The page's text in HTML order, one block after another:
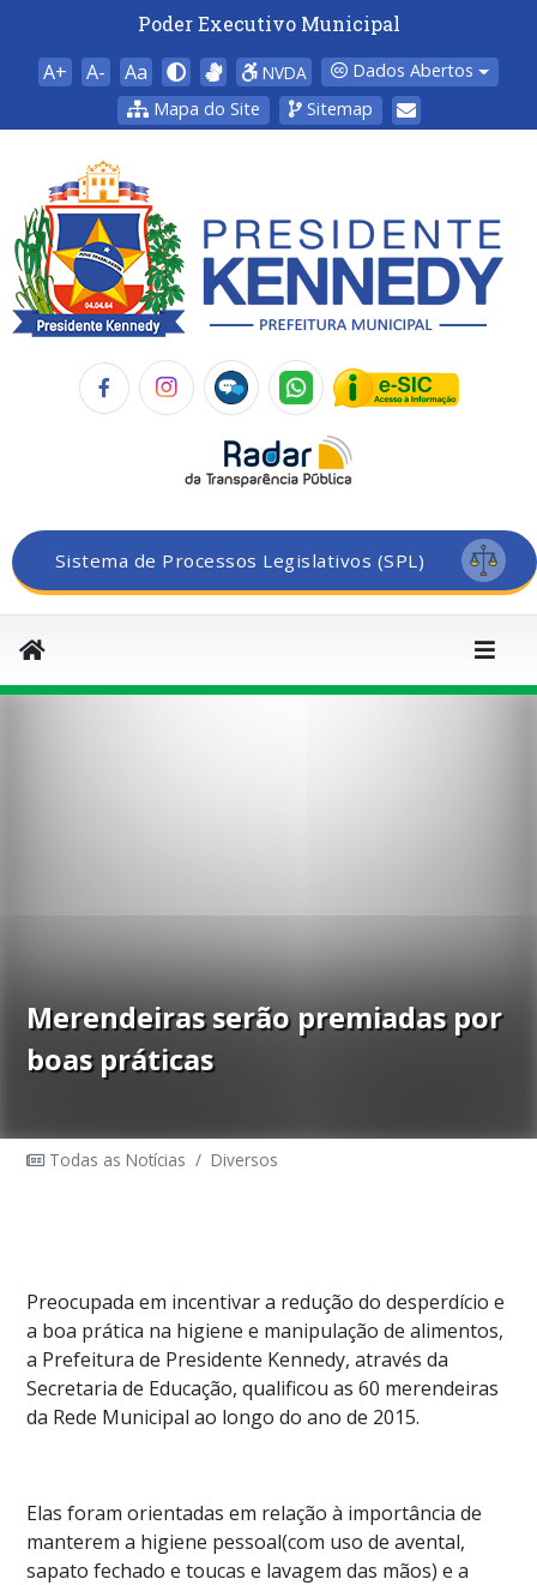
Poder Executivo Municipal
A+ A- Aa NVDA
Dados Abertos
Mapa do Site
Sitemap
Sistema de Processos Legislativos (SPL)
Merendeiras serão premiadas por
boas práticas
Todas as Notícias / Diversos
Preocupada em incentivar a redução do desperdício e
a boa prática na higiene e manipulação de alimentos,
a Prefeitura de Presidente Kennedy, através da
Secretaria de Educação, qualificou as 60 merendeiras
da Rede Municipal ao longo do ano de 2015.
Elas foram orientadas em relação à importância de
manterem a higiene pessoal(com uso de avental,
sapato fechado e toucas e lavagem das mãos) e a